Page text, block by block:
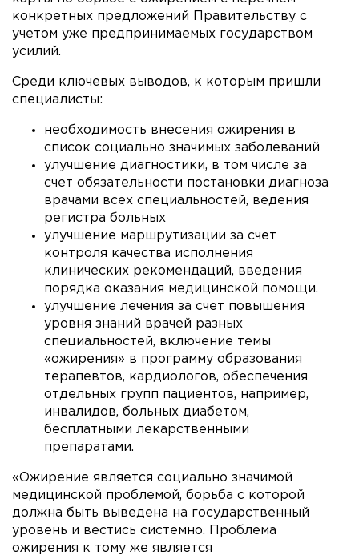
конкретных предложений Правительству с
учетом уже предпринимаемых государством
усилий.
Среди ключевых выводов, к которым пришли
специалисты:
необходимость внесения ожирения в
список социально значимых заболеваний
улучшение диагностики, в том числе за
счет обязательности постановки диагноза
врачами всех специальностей, ведения
регистра больных
улучшение маршрутизации за счет
контроля качества исполнения
клинических рекомендаций, введения
порядка оказания медицинской помощи.
улучшение лечения за счет повышения
уровня знаний врачей разных
специальностей, включение темы
«ожирения» в программу образования
терапевтов, кардиологов, обеспечения
отдельных групп пациентов, например,
инвалидов, больных диабетом,
бесплатными лекарственными
препаратами.
«Ожирение является социально значимой
медицинской проблемой, борьба с которой
должна быть выведена на государственный
уровень и вестись системно. Проблема
ожирения к тому же является